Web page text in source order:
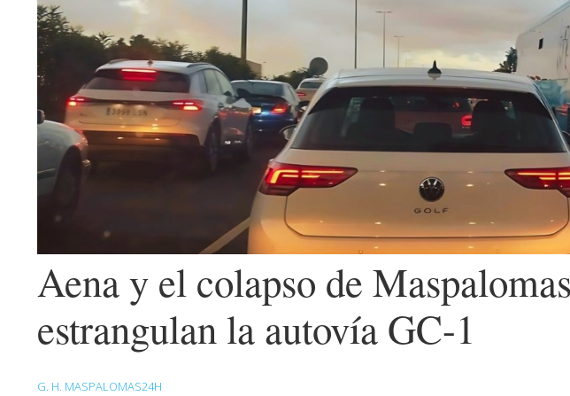
Aena y el colapso de
estrangulan la autovía GC-1
G. H. MASPALOMAS24H